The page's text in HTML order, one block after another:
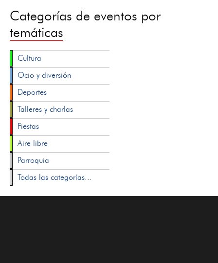
Categorías de eventos por
temáticas
Cultura
Ocio y diversión
Deportes
Talleres y charlas
Fiestas
Aire libre
Parroquia
Todas las categorías...